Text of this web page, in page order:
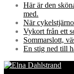
Här är den
med.
När
Vykort från ett
Sommarslott,
En stig ned till